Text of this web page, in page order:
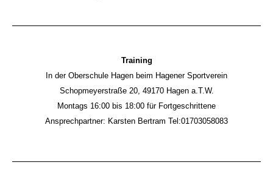
Training
In der Oberschule Hagen beim Hagener Sportverein
Schopmeyerstraße 20, 49170 Hagen a.T.W.
Montags 16:00 bis 18:00 für Fortgeschrittene
Ansprechpartner: Karsten Bertram Tel:01703058083